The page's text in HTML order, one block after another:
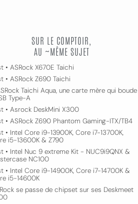
SUR LE COMPTOIR,
AU ~MÊME SUJET
• ASRock X670E Taichi
• ASRock Z690 Taichi
Taichi Aqua, une carte mère qui boude
Type-A
• Asrock DeskMini X300
• ASRock Z690 Phantom Gaming-ITX/TB4
• Intel Core i9-13900K, Core i7-13700K,
i5-13600K & Z790
• Intel Nuc 9 extreme Kit - NUC9i9QNX &
NC100
• Intel Core i9-14900K, Core i7-14700K &
i5-14600K
se passe de chipset sur ses Deskmeet